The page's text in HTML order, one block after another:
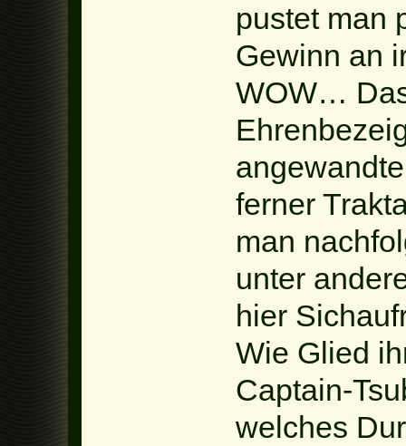
pustet man
Gewinn an
WOW…
ferner
man
unter
hier
Wie Glied
Captain-
welches